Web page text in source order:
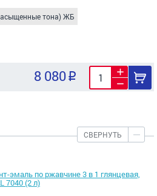
тона) ЖБ
8 080
СВЕРНУТЬ
эмаль по ржавчине 3 в 1 глянцевая,
7040 (2 л)